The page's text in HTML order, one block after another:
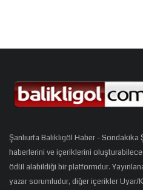
Şanlıurfa Balıklıgöl Haber - Sondakika
haberlerini ve içeriklerini
ödül alabildiği bir platformdur.
yazar sorumludur, diğer içerikler Uyar/